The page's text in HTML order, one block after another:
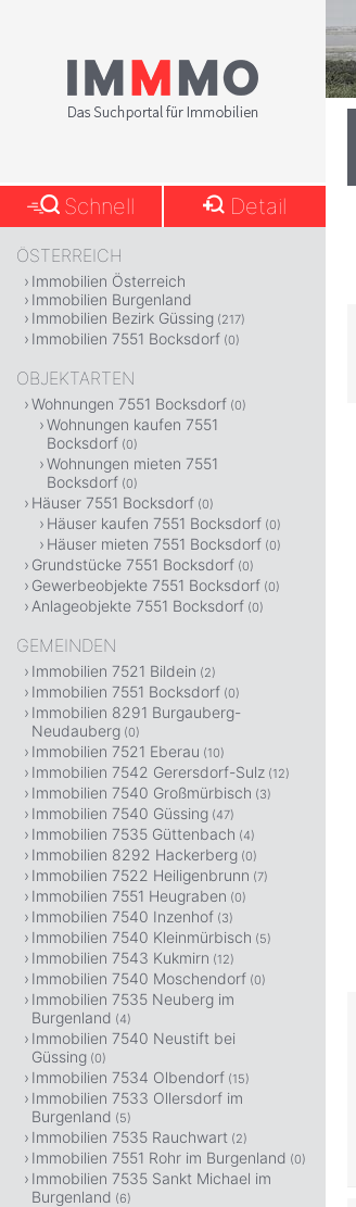
Schnell Detail
ÖSTERREICH
Immobilien Österreich
Immobilien Burgenland
Immobilien Bezirk Güssing (217)
Immobilien 7551 Bocksdorf (0)
OBJEKTARTEN
Wohnungen 7551 Bocksdorf (0)
Wohnungen kaufen 7551
Bocksdorf (0)
Wohnungen mieten 7551
Bocksdorf (0)
Häuser 7551 Bocksdorf (0)
Häuser kaufen 7551 Bocksdorf (0)
Häuser mieten 7551 Bocksdorf (0)
Grundstücke 7551 Bocksdorf (0)
Gewerbeobjekte 7551 Bocksdorf (0)
Anlageobjekte 7551 Bocksdorf (0)
GEMEINDEN
Immobilien 7521 Bildein (2)
Immobilien 7551 Bocksdorf (0)
Immobilien 8291 Burgauberg-
Neudauberg (0)
Immobilien 7521 Eberau (10)
Immobilien 7542 Gerersdorf-Sulz (12)
Immobilien 7540 Großmürbisch (3)
Immobilien 7540 Güssing (47)
Immobilien 7535 Güttenbach (4)
Immobilien 8292 Hackerberg (0)
Immobilien 7522 Heiligenbrunn (7)
Immobilien 7551 Heugraben (0)
Immobilien 7540 Inzenhof (3)
Immobilien 7540 Kleinmürbisch (5)
Immobilien 7543 Kukmirn (12)
Immobilien 7540 Moschendorf (0)
Immobilien 7535 Neuberg im
Burgenland (4)
Immobilien 7540 Neustift bei
Güssing (0)
Immobilien 7534 Olbendorf (15)
Immobilien 7533 Ollersdorf im
Burgenland (5)
Immobilien 7535 Rauchwart (2)
Immobilien 7551 Rohr im Burgenland (0)
Immobilien 7535 Sankt Michael im
Burgenland (6)